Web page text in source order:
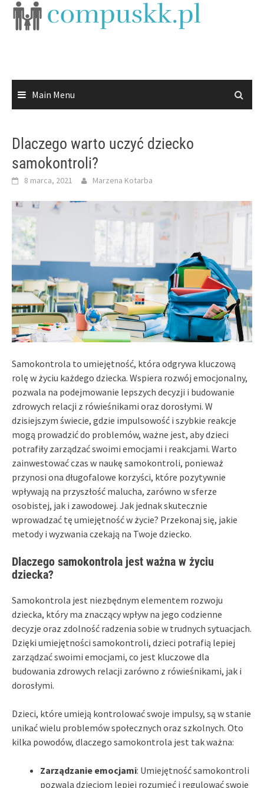
Skip
Main Menu
Dlaczego warto uczyć dziecko
samokontroli?
8 marca, 2021 Marzena Kotarba
Samokontrola to umiejętność, która odgrywa kluczową
rolę w życiu każdego dziecka. Wspiera rozwój emocjonalny,
pozwala na podejmowanie lepszych decyzji i budowanie
zdrowych relacji z rówieśnikami oraz dorosłymi. W
dzisiejszym świecie, gdzie impulsowość i szybkie reakcje
mogą prowadzić do problemów, ważne jest, aby dzieci
potrafiły zarządzać swoimi emocjami i reakcjami. Warto
zainwestować czas w naukę samokontroli, ponieważ
przynosi ona długofalowe korzyści, które pozytywnie
wpływają na przyszłość malucha, zarówno w sferze
osobistej, jak i zawodowej. Jak jednak skutecznie
wprowadzać tę umiejętność w życie? Przekonaj się, jakie
metody i wyzwania czekają na Twoje dziecko.
Dlaczego samokontrola jest ważna w życiu
dziecka?
Samokontrola jest niezbędnym elementem rozwoju
dziecka, który ma znaczący wpływ na jego codzienne
decyzje oraz zdolność radzenia sobie w trudnych sytuacjach.
Dzięki umiejętności samokontroli, dzieci potrafią lepiej
zarządzać swoimi emocjami, co jest kluczowe dla
budowania zdrowych relacji zarówno z rówieśnikami, jak i
dorosłymi.
Dzieci, które umieją kontrolować swoje impulsy, są w stanie
unikać wielu problemów społecznych oraz szkolnych. Oto
kilka powodów, dlaczego samokontrola jest tak ważna:
Zarządzanie emocjami: Umiejętność samokontroli
pozwala dzieciom lepiej rozumieć i regulować swoje